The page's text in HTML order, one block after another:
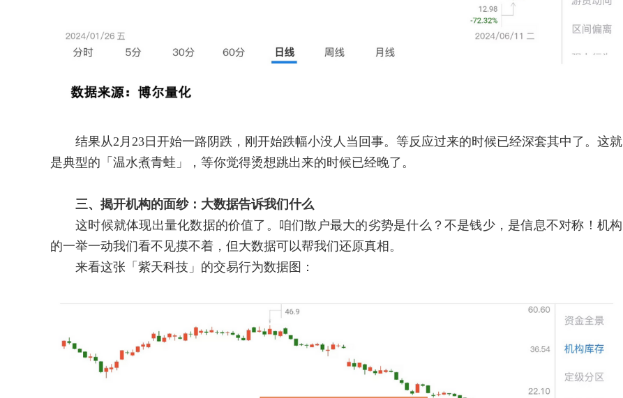
结果从2月23日开始一路阴跌，刚开始跌幅小没人当回事。等反应过来的时候已经深套其中了。这就
是典型的「温水煮青蛙」，等你觉得烫想跳出来的时候已经晚了。
三、揭开机构的面纱：大数据告诉我们什么
这时候就体现出量化数据的价值了。咱们散户最大的劣势是什么？不是钱少，是信息不对称！机构
的一举一动我们看不见摸不着，但大数据可以帮我们还原真相。
来看这张「紫天科技」的交易行为数据图：